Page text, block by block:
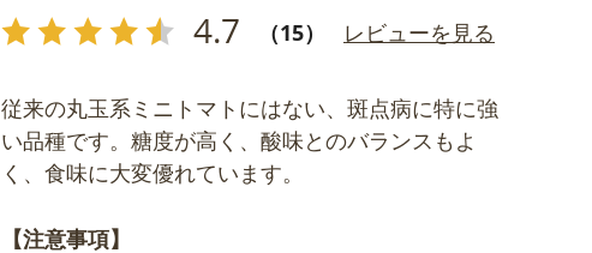
4.7 （15） レビューを見る
従来の丸玉系ミニトマトにはない、斑点病に特に強
い品種です。糖度が高く、酸味とのバランスもよ
く、食味に大変優れています。
【注意事項】